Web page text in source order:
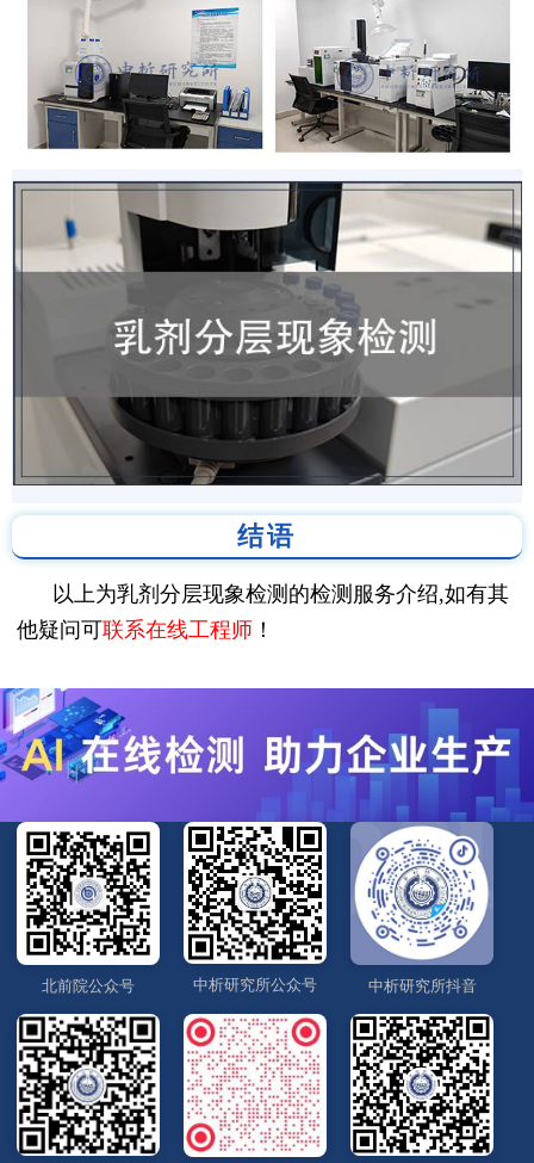
结语
以上为乳剂分层现象检测的检测服务介绍,如有其
他疑问可联系在线工程师 ！
北前院公众号 中析研究所公众号 中析研究所抖音